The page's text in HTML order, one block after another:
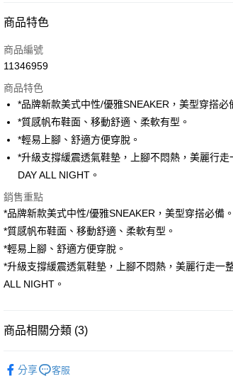
付款方式
信用卡一次付款
3 期 0 利率 每期 NT$696
合作金庫商業銀行
第一商業銀行
華南商業銀行
國泰世華商業銀行
兆豐國際商業銀行
臺灣中小企業銀行
匯豐（台灣）商業銀行
聯邦商業銀行
遠東國際商業銀行
玉山商業銀行
星展（台灣）商業
台新國際商業銀行
台灣樂天信用卡公司
6 期 0 利率 每期NT$348
合作金庫商業銀行
華南商業銀行
彰化商業銀行
上海商業儲蓄銀行
臺灣中小企業銀行
匯豐（台灣）商業銀行
華泰商業銀行
聯邦商業銀行
遠東國際商業銀行
元大商業銀行
台新國際商業銀行
中國信託商業銀行
台灣樂天信用卡公司
Apple Pay
Google Pay
ATM付款
運送方式
宅配
每筆NT$100，滿NT$2,000(含以上)免運費
每筆NT$150
商品特色
商品編號
11346959
商品特色
*品牌新款美式中性/優雅SNEAKER，美型穿搭必
*質感帆布鞋面、移動舒適、柔軟有型。
*輕易上腳、舒適方便穿脫。
*升級支撐緩震透氣鞋墊，上腳不悶熱，美麗行走
DAY ALL NIGHT。
銷售重點
*品牌新款美式中性/優雅SNEAKER，美型穿搭必備。
*質感帆布鞋面、移動舒適、柔軟有型。
*輕易上腳、舒適方便穿脫。
*升級支撐緩震透氣鞋墊，上腳不悶熱，美麗行走一
ALL NIGHT。
商品相關分類 (3)
分享 客服